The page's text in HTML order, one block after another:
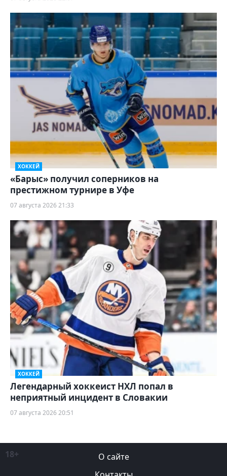
ХОККЕЙ
«Барыс» получил соперников на
престижном турнире в Уфе
07 августа 2026 21:33
ХОККЕЙ
Легендарный хоккеист НХЛ попал в
неприятный инцидент в Словакии
07 августа 2026 20:51
18+
О сайте